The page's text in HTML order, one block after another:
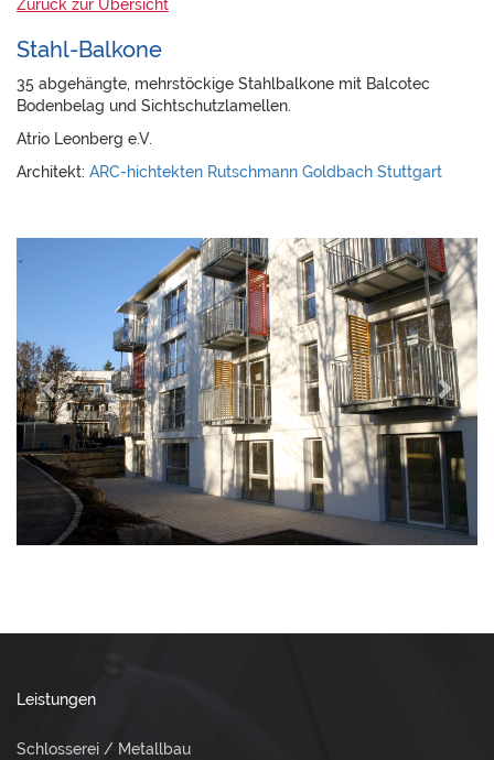
Zurück zur Übersicht
Stahl-Balkone
35 abgehängte, mehrstöckige Stahlbalkone mit Balcotec
Bodenbelag und Sichtschutzlamellen.
Atrio Leonberg e.V.
Architekt: ARC-hichtekten Rutschmann Goldbach Stuttgart
Leistungen
Schlosserei / Metallbau